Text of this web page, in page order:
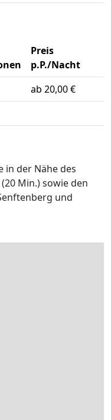
Preis
p.P./Nacht
ab 20,00 €
der Nähe des
Min.) sowie den
und